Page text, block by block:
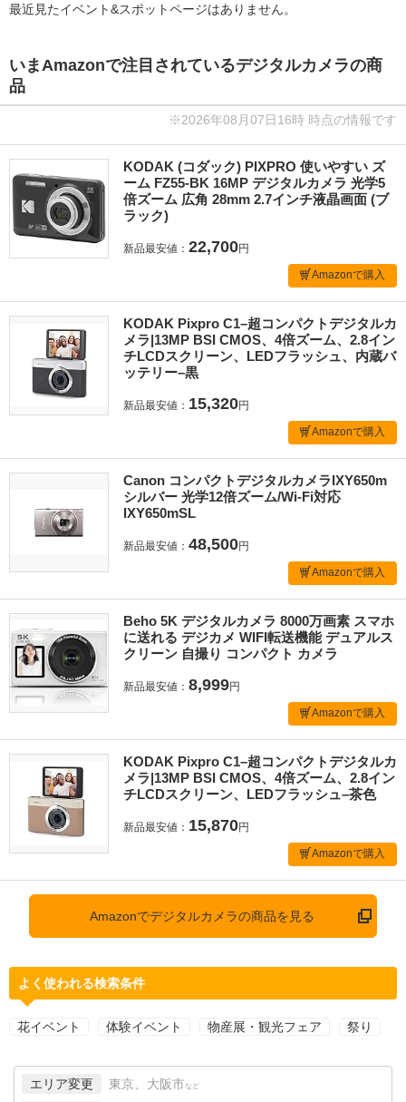
最近見たイベント&スポットページはありません。
いまAmazonで注目されているデジタルカメラの商
品
※2026年08月07日16時 時点の情報です
KODAK (コダック) PIXPRO 使いやすい ズ
ーム FZ55-BK 16MP デジタルカメラ 光学5
倍ズーム 広角 28mm 2.7インチ液晶画面 (ブ
ラック)
新品最安値： 22,700円
Amazonで購入
KODAK Pixpro C1–超コンパクトデジタルカ
メラ|13MP BSI CMOS、4倍ズーム、2.8イン
チLCDスクリーン、LEDフラッシュ、内蔵バ
ッテリー–黒
新品最安値： 15,320円
Amazonで購入
Canon コンパクトデジタルカメラIXY650m
シルバー 光学12倍ズーム/Wi-Fi対応
IXY650mSL
新品最安値： 48,500円
Amazonで購入
Beho 5K デジタルカメラ 8000万画素 スマホ
に送れる デジカメ WIFI転送機能 デュアルス
クリーン 自撮り コンパクト カメラ
新品最安値： 8,999円
Amazonで購入
KODAK Pixpro C1–超コンパクトデジタルカ
メラ|13MP BSI CMOS、4倍ズーム、2.8イン
チLCDスクリーン、LEDフラッシュ–茶色
新品最安値： 15,870円
Amazonで購入
Amazonでデジタルカメラの商品を見る
よく使われる検索条件
花イベント 体験イベント 物産展・観光フェア 祭り
エリア変更 東京、大阪市 など